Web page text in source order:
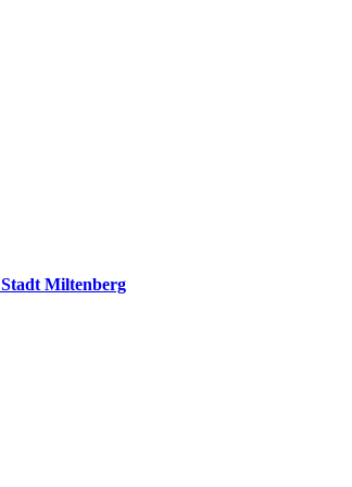
Stadt Miltenberg